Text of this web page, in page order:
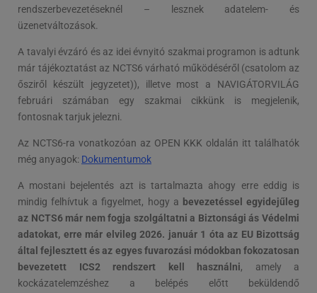
rendszerbevezetéseknél – lesznek adatelem- és
üzenetváltozások.
A tavalyi évzáró és az idei évnyitó szakmai programon is adtunk
már tájékoztatást az NCTS6 várható működéséről (csatolom az
ősziről készült jegyzetet)), illetve most a NAVIGÁTORVILÁG
februári számában egy szakmai cikkünk is megjelenik,
fontosnak tarjuk jelezni.
Az NCTS6-ra vonatkozóan az OPEN KKK oldalán itt találhatók
még anyagok: Dokumentumok
A mostani bejelentés azt is tartalmazta ahogy erre eddig is
mindig felhívtuk a figyelmet, hogy a bevezetéssel egyidejűleg
az NCTS6 már nem fogja szolgáltatni a Biztonsági ás Védelmi
adatokat, erre már elvileg 2026. január 1 óta az EU Bizottság
által fejlesztett és az egyes fuvarozási módokban fokozatosan
bevezetett ICS2 rendszert kell használni, amely a
kockázatelemzéshez a belépés előtt beküldendő